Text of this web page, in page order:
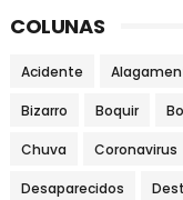
COLUNAS
Acidente
Bizarro Boquir
Chuva Coronavirus
Desaparecidos